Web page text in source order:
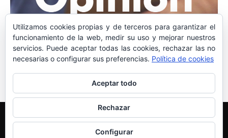
OPINIÓN
La política claudicante
Otros Autores - 11 de agosto de 2024 0
Más información sobre las cookies
Utilizamos cookies propias y de terceros para garantizar el
funcionamiento de la web, medir su uso y mejorar nuestros
servicios. Puede aceptar todas las cookies, rechazar las no
necesarias o configurar sus preferencias. Política de cookies
Aceptar todo
Rechazar
Configurar